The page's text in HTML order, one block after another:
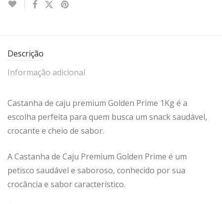
Descrição
Informação adicional
Castanha de caju premium Golden Prime 1Kgé a
escolha perfeita para quem busca um snack saudável,
crocante e cheio de sabor.
A Castanha de Caju Premium Golden Prime é um
petisco saudável e saboroso, conhecido por sua
crocância e sabor característico.